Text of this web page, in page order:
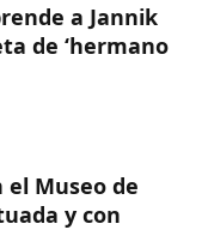
a Jannik
de ‘hermano
Museo de
y con